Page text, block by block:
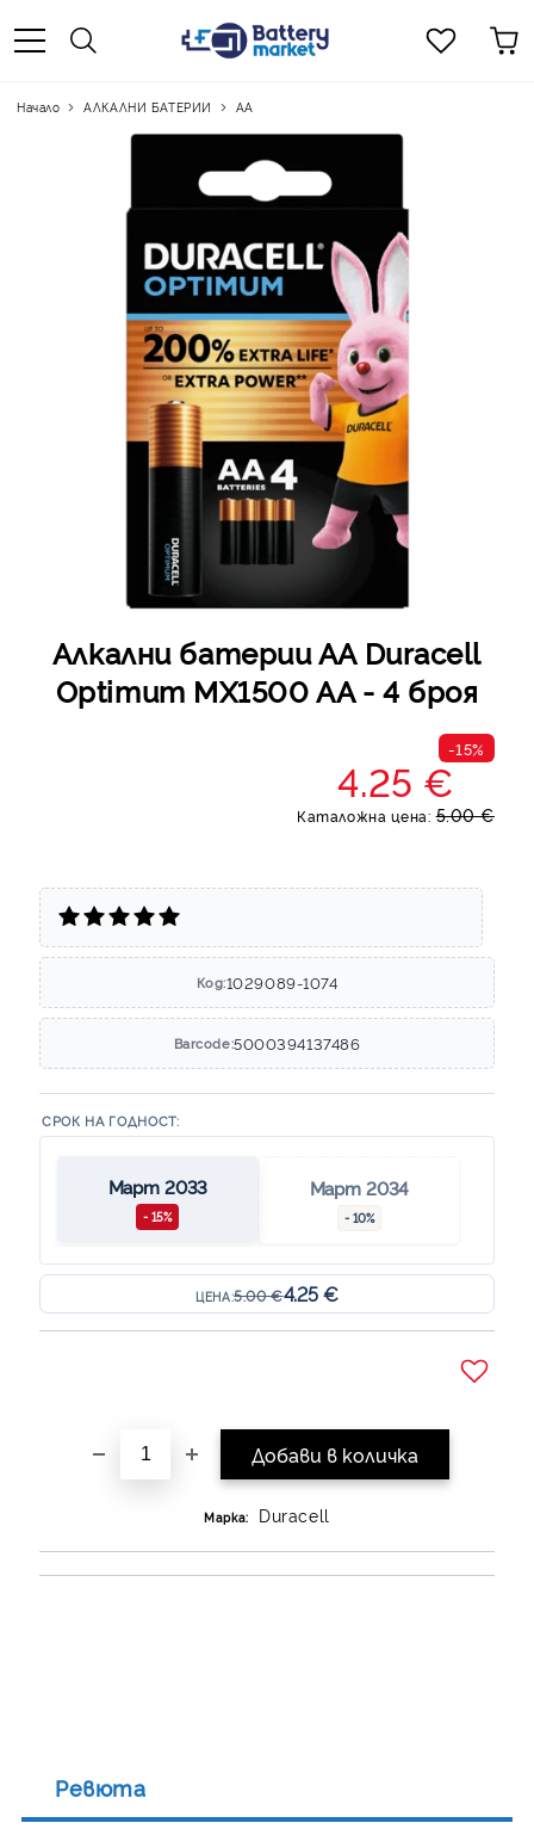
Начало АЛКАЛНИ БАТЕРИИ АА
Алкални батерии АА Duracell
Optimum MX1500 AA - 4 броя
-15%
4.25 €
Каталожна цена: 5.00 €
Код:1029089-1074
Barcode:5000394137486
СРОК НА ГОДНОСТ:
Март 2033
- 15%
Март 2034
- 10%
ЦЕНА:5.00 €4.25 €
Марка: Duracell
Ревюта